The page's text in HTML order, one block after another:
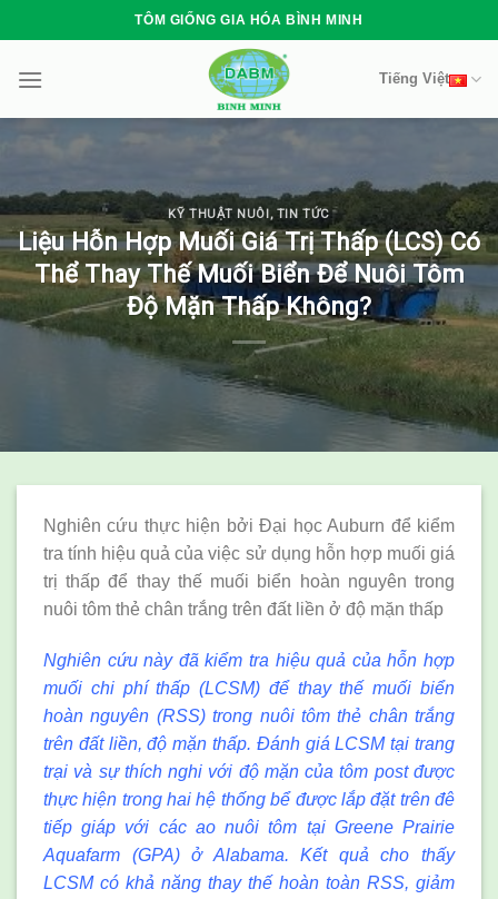
to
content
TÔM GIỐNG GIA HÓA BÌNH MINH
Tiếng Việt
KỸ THUẬT NUÔI, TIN TỨC
Liệu Hỗn Hợp Muối Giá Trị Thấp (LCS) Có
Thể Thay Thế Muối Biển Để Nuôi Tôm
Độ Mặn Thấp Không?
Nghiên cứu thực hiện bởi Đại học Auburn để kiểm
tra tính hiệu quả của việc sử dụng hỗn hợp muối giá
trị thấp để thay thế muối biển hoàn nguyên trong
nuôi tôm thẻ chân trắng trên đất liền ở độ mặn thấp
Nghiên cứu này đã kiểm tra hiệu quả của hỗn hợp
muối chi phí thấp (LCSM) để thay thế muối biển
hoàn nguyên (RSS) trong nuôi tôm thẻ chân trắng
trên đất liền, độ mặn thấp. Đánh giá LCSM tại trang
trại và sự thích nghi với độ mặn của tôm post được
thực hiện trong hai hệ thống bể được lắp đặt trên đê
tiếp giáp với các ao nuôi tôm tại Greene Prairie
Aquafarm (GPA) ở Alabama. Kết quả cho thấy
LCSM có khả năng thay thế hoàn toàn RSS, giảm